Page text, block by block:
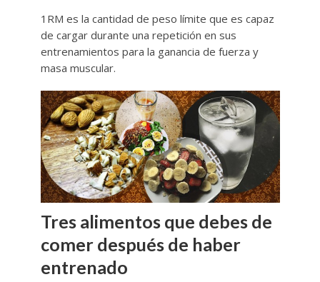
1RM es la cantidad de peso límite que es capaz
de cargar durante una repetición en sus
entrenamientos para la ganancia de fuerza y
masa muscular.
Tres alimentos que debes de
comer después de haber
entrenado